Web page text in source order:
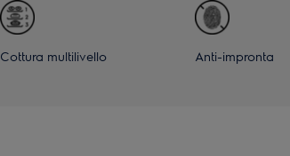
Cottura multilivello Anti-impronta